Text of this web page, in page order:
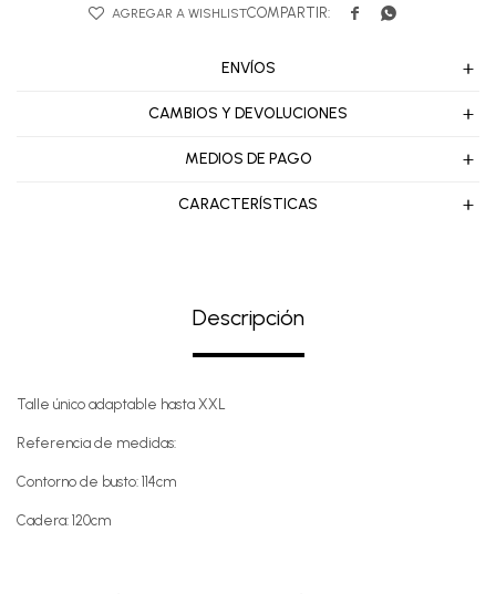
 
ENVÍOS
CAMBIOS Y DEVOLUCIONES
MEDIOS DE PAGO
CARACTERÍSTICAS
Descripción
Talle único adaptable hasta XXL
Referencia de medidas:
Contorno de busto: 114cm
Cadera: 120cm